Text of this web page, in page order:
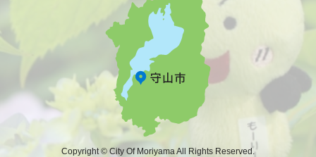
Copyright © City Of Moriyama All Rights Reserved.